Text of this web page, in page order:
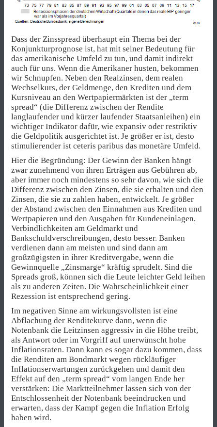
Dass der Zinsspread überhaupt ein Thema bei der
Konjunkturprognose ist, hat mit seiner Bedeutung für
das amerikanische Umfeld zu tun, und damit indirekt
auch für uns. Wenn die Amerikaner husten, bekommen
wir Schnupfen. Neben den Realzinsen, dem realen
Wechselkurs, der Geldmenge, den Krediten und dem
Kursniveau an den Wertpapiermärkten ist der „term
spread“ (die Differenz zwischen der Rendite
langlaufender und kürzer laufender Staatsanleihen) ein
wichtiger Indikator dafür, wie expansiv oder restriktiv
die Geldpolitik ausgerichtet ist. Je größer er ist, desto
stimulierender ist ceteris paribus das monetäre Umfeld.
Hier die Begründung: Der Gewinn der Banken hängt
zwar zunehmend von ihren Erträgen aus Gebühren ab,
aber immer noch mindestens so sehr davon, wie sich die
Differenz zwischen den Zinsen, die sie erhalten und den
Zinsen, die sie zu zahlen haben, entwickelt. Je größer
der Abstand zwischen den Einnahmen aus Krediten und
Wertpapieren und den Ausgaben für Kundeneinlagen,
Verbindlichkeiten am Geldmarkt und
Bankschuldverschreibungen, desto besser. Banken
verdienen dann am meisten und sind dann am
großzügigsten in ihrer Kreditvergabe, wenn die
Gewinnquelle „Zinsmarge“ kräftig sprudelt. Sind die
Spreads groß, können sich die Leute leichter Geld leihen
als zu anderen Zeiten. Die Wahrscheinlichkeit einer
Rezession ist entsprechend gering.
Im negativen Sinne am wirkungsvollsten ist eine
Abflachung der Renditekurve dann, wenn die
Notenbank die Leitzinsen aggressiv in die Höhe treibt,
als Antwort oder im Vorgriff auf unerwünscht hohe
Inflationsraten. Dann kann es sogar dazu kommen, dass
die Renditen am Bondmarkt wegen rückläufiger
Inflationserwartungen zurückgehen und damit den
Effekt auf den „term spread“ vom langen Ende her
verstärken: Die Marktteilnehmer lassen sich von der
Entschlossenheit der Notenbank beeindrucken und
erwarten, dass der Kampf gegen die Inflation Erfolg
haben wird.